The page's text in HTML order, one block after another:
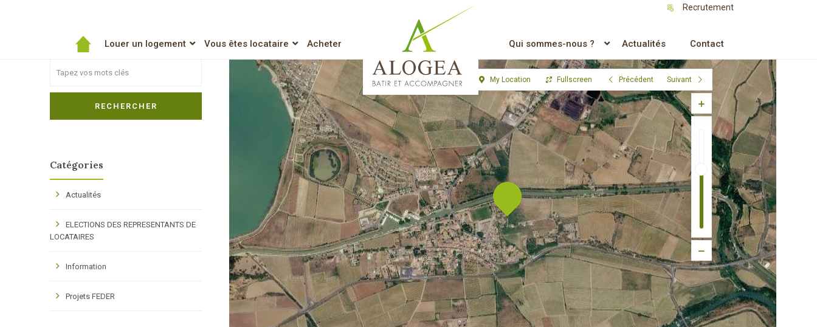
Recrutement
Louer un logement Vous êtes locataire Acheter Lien vers l’accueil Qui sommes-nous ? Actualités Contact
Properties listed in HOMPS
View My Location Fullscreen Précédent Suivant
Rechercher
RECHERCHER
Catégories
Actualités
ELECTIONS DES REPRESENTANTS DE
LOCATAIRES
Information
Projets FEDER